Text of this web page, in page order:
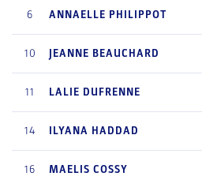
6 ANNAELLE PHILIPPOT
10 JEANNE BEAUCHARD
11 LALIE DUFRENNE
14 ILYANA HADDAD
16 MAELIS COSSY